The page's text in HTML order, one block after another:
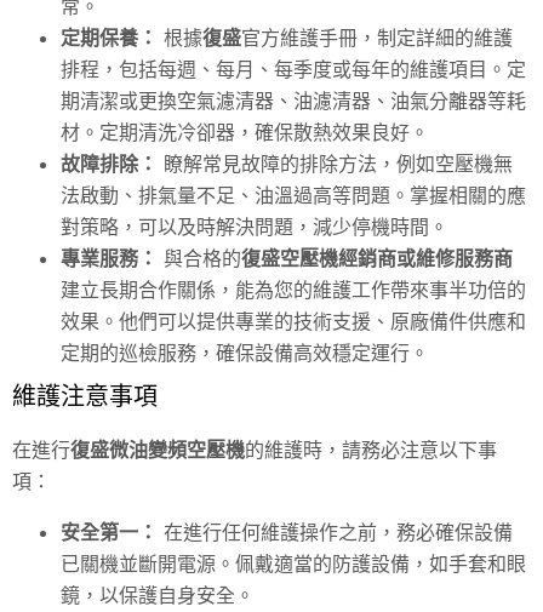
常。
定期保養： 根據復盛官方維護手冊，制定詳細的維護
排程，包括每週、每月、每季度或每年的維護項目。定
期清潔或更換空氣濾清器、油濾清器、油氣分離器等耗
材。定期清洗冷卻器，確保散熱效果良好。
故障排除： 瞭解常見故障的排除方法，例如空壓機無
法啟動、排氣量不足、油溫過高等問題。掌握相關的應
對策略，可以及時解決問題，減少停機時間。
專業服務： 與合格的復盛空壓機經銷商或維修服務商
建立長期合作關係，能為您的維護工作帶來事半功倍的
效果。他們可以提供專業的技術支援、原廠備件供應和
定期的巡檢服務，確保設備高效穩定運行。
維護注意事項
在進行復盛微油變頻空壓機的維護時，請務必注意以下事
項：
安全第一： 在進行任何維護操作之前，務必確保設備
已關機並斷開電源。佩戴適當的防護設備，如手套和眼
鏡，以保護自身安全。